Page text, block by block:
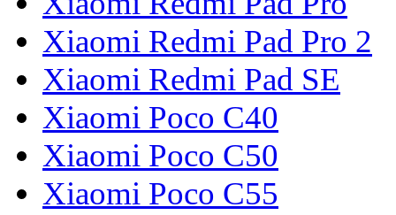
Xiaomi Redmi Pad Pro 2
Xiaomi Redmi Pad SE
Xiaomi Poco C40
Xiaomi Poco C50
Xiaomi Poco C55